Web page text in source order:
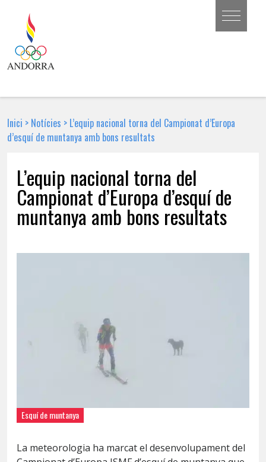
Inici > Notícies > L’equip nacional torna del Campionat d’Europa
d’esquí de muntanya amb bons resultats
L’equip nacional torna del
Campionat d’Europa d’esquí de
muntanya amb bons resultats
Esquí de muntanya
La meteorologia ha marcat el desenvolupament del